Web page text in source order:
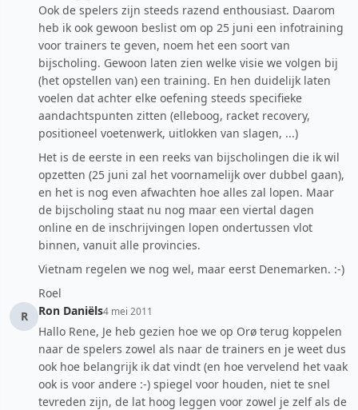
Ook de spelers zijn steeds razend enthousiast. Daarom
heb ik ook gewoon beslist om op 25 juni een infotraining
voor trainers te geven, noem het een soort van
bijscholing. Gewoon laten zien welke visie we volgen bij
(het opstellen van) een training. En hen duidelijk laten
voelen dat achter elke oefening steeds specifieke
aandachtspunten zitten (elleboog, racket recovery,
positioneel voetenwerk, uitlokken van slagen, ...)
Het is de eerste in een reeks van bijscholingen die ik wil
opzetten (25 juni zal het voornamelijk over dubbel gaan),
en het is nog even afwachten hoe alles zal lopen. Maar
de bijscholing staat nu nog maar een viertal dagen
online en de inschrijvingen lopen ondertussen vlot
binnen, vanuit alle provincies.
Vietnam regelen we nog wel, maar eerst Denemarken. :-)
Roel
R
Ron Daniëls4 mei 2011
Hallo Rene, Je heb gezien hoe we op Orø terug koppelen
naar de spelers zowel als naar de trainers en je weet dus
ook hoe belangrijk ik dat vindt (en hoe vervelend het vaak
ook is voor andere :-) spiegel voor houden, niet te snel
tevreden zijn, de lat hoog leggen voor zowel je zelf als de